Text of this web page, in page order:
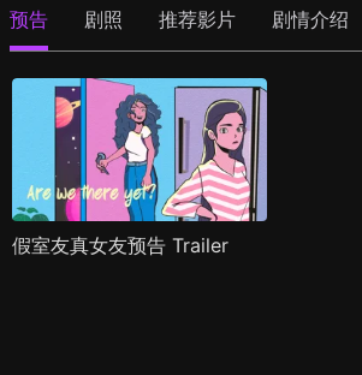
预告 剧照 推荐影片 剧情介绍
假室友真女友预告 Trailer